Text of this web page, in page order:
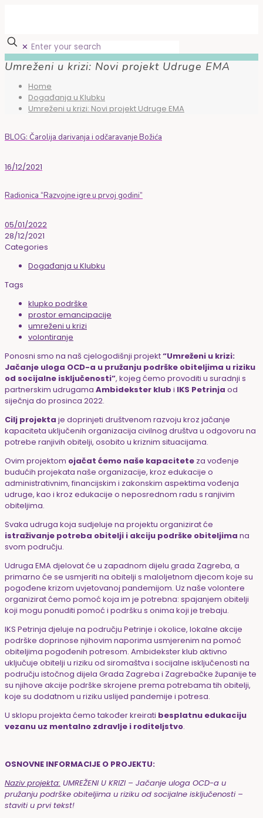
✕
Umreženi u krizi: Novi projekt Udruge EMA
Home
Događanja u Klubku
Umreženi u krizi: Novi projekt Udruge EMA
BLOG: Čarolija darivanja i odčaravanje Božića
16/12/2021
Radionica “Razvojne igre u prvoj godini”
05/01/2022
28/12/2021
Categories
Događanja u Klubku
Tags
klupko podrške
prostor emancipacije
umreženi u krizi
volontiranje
Ponosni smo na naš cjelogodišnji projekt“Umreženi u krizi:
Jačanje uloga OCD-a u pružanju podrške obiteljima u riziku
od socijalne isključenosti”, kojeg ćemo provoditi u suradnji s
partnerskim udrugama Ambidekster klub i IKS Petrinja od
siječnja do prosinca 2022.
Cilj projekta je doprinjeti društvenom razvoju kroz jačanje
kapaciteta uključenih organizacija civilnog društva u odgovoru na
potrebe ranjivih obitelji, osobito u kriznim situacijama.
Ovim projektom ojačat ćemo naše kapacitete za vođenje
budućih projekata naše organizacije, kroz edukacije o
administrativnim, financijskim i zakonskim aspektima vođenja
udruge, kao i kroz edukacije o neposrednom radu s ranjivim
obiteljima.
Svaka udruga koja sudjeluje na projektu organizirat će
istraživanje potreba obitelji i akciju podrške obiteljima na
svom području.
Udruga EMA djelovat će u zapadnom dijelu grada Zagreba, a
primarno će se usmjeriti na obitelji s maloljetnom djecom koje su
pogođene krizom uvjetovanoj pandemijom. Uz naše volontere
organizirat ćemo pomoć koja im je potrebna: spajanjem obitelji
koji mogu ponuditi pomoć i podršku s onima koji je trebaju.
IKS Petrinja djeluje na području Petrinje i okolice, lokalne akcije
podrške doprinose njihovim naporima usmjerenim na pomoć
obiteljima pogođenih potresom. Ambidekster klub aktivno
uključuje obitelji u riziku od siromaštva i socijalne isključenosti na
području istočnog dijela Grada Zagreba i Zagrebačke županije te
su njihove akcije podrške skrojene prema potrebama tih obitelji,
koje su dodatnom u riziku uslijed pandemije i potresa.
U sklopu projekta ćemo također kreirati besplatnu edukaciju
vezanu uz mentalno zdravlje i roditeljstvo.
OSNOVNE INFORMACIJE O PROJEKTU:
Naziv projekta: UMREŽENI U KRIZI – Jačanje uloga OCD-a u
pružanju podrške obiteljima u riziku od socijalne isključenosti –
staviti u prvi tekst!